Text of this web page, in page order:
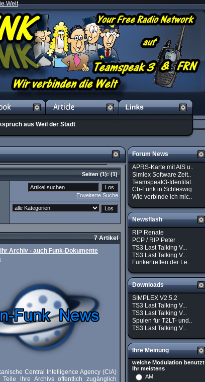
aus Weil der Stadt
Seiten(1):(1)
Erweiterte Suche
7 Artikel
Archiv - auch Funk-Dokumente
Central Intelligence Agency (CIA)
Teile ihre Archivs öffentlich zugänglich
Forum News
APRS-Karte mit AIS u..
Simlex Software Zeit..
Teamspeak3-Identität..
Cb-Funk in Schleswig..
Wie verbinde ich mic..
Newsflash
RIP Renate
PCP / RIP Peter
TS3 Last Talking V...
TS3 Last Talking V...
Funkertreffen der Le..
Downloads
SIMPLEX V2.5.2
TS3 Last Talking V...
TS3 Last Talking V...
Spulen für T2LT- und..
TS3 Last Talking V...
Ihre Meinung
welche Modulation benutzt
Ihr meistens
AM